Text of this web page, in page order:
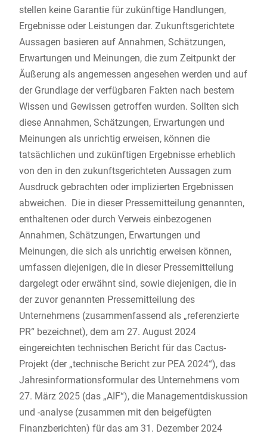
stellen keine Garantie für zukünftige Handlungen,
Ergebnisse oder Leistungen dar. Zukunftsgerichtete
Aussagen basieren auf Annahmen, Schätzungen,
Erwartungen und Meinungen, die zum Zeitpunkt der
Äußerung als angemessen angesehen werden und auf
der Grundlage der verfügbaren Fakten nach bestem
Wissen und Gewissen getroffen wurden. Sollten sich
diese Annahmen, Schätzungen, Erwartungen und
Meinungen als unrichtig erweisen, können die
tatsächlichen und zukünftigen Ergebnisse erheblich
von den in den zukunftsgerichteten Aussagen zum
Ausdruck gebrachten oder implizierten Ergebnissen
abweichen. Die in dieser Pressemitteilung genannten,
enthaltenen oder durch Verweis einbezogenen
Annahmen, Schätzungen, Erwartungen und
Meinungen, die sich als unrichtig erweisen können,
umfassen diejenigen, die in dieser Pressemitteilung
dargelegt oder erwähnt sind, sowie diejenigen, die in
der zuvor genannten Pressemitteilung des
Unternehmens (zusammenfassend als „referenzierte
PR“ bezeichnet), dem am 27. August 2024
eingereichten technischen Bericht für das Cactus-
Projekt (der „technische Bericht zur PEA 2024“), das
Jahresinformationsformular des Unternehmens vom
27. März 2025 (das „AIF“), die Managementdiskussion
und -analyse (zusammen mit den beigefügten
Finanzberichten) für das am 31. Dezember 2024